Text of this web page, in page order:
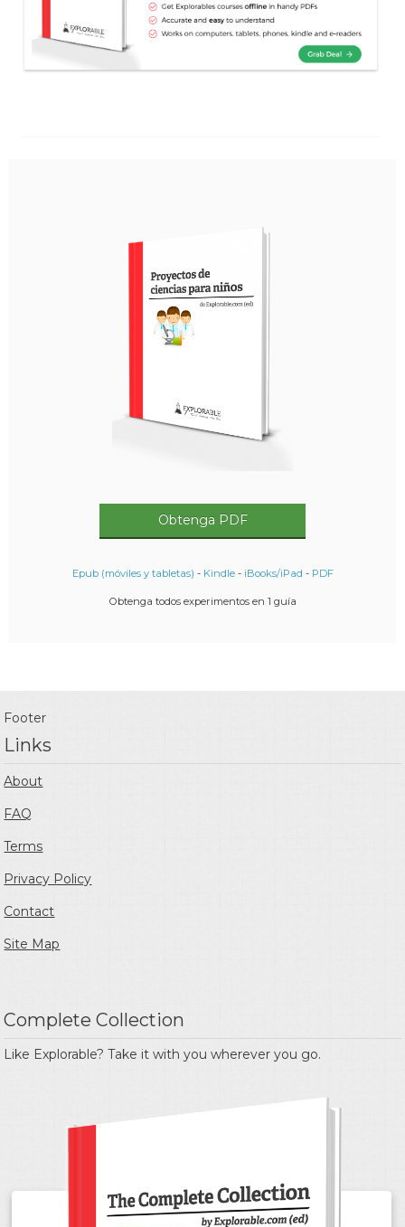
Obtenga PDF
Epub (móviles y tabletas) - Kindle- iBooks/iPad - PDF
Obtenga todos experimentos en 1 guía
Footer
Links
About
FAQ
Terms
Privacy Policy
Contact
Site Map
Complete Collection
Like Explorable? Take it with you wherever you go.